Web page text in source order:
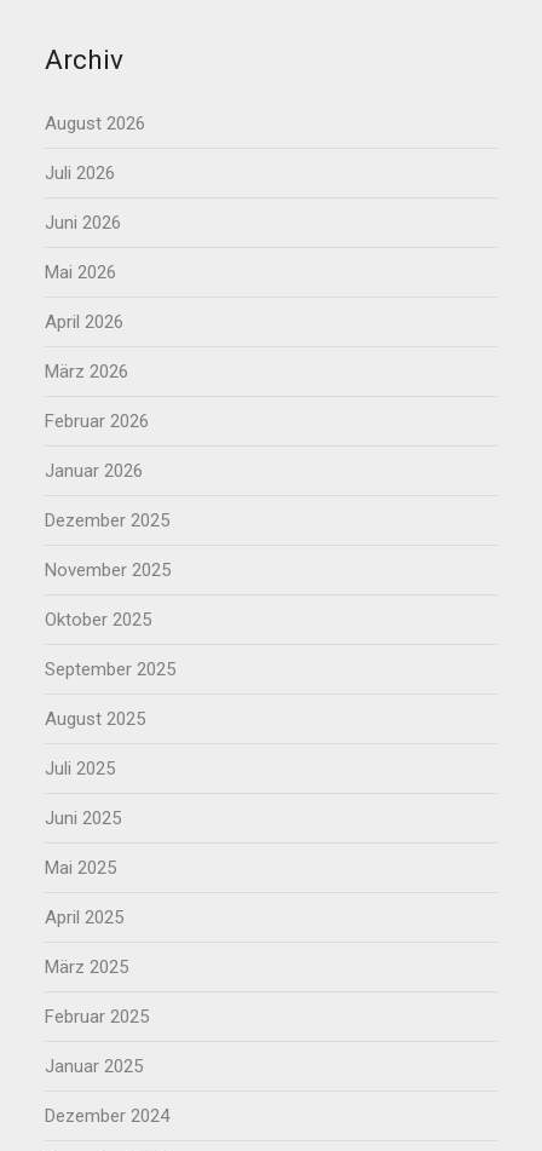
Archiv
August 2026
Juli 2026
Juni 2026
Mai 2026
April 2026
März 2026
Februar 2026
Januar 2026
Dezember 2025
November 2025
Oktober 2025
September 2025
August 2025
Juli 2025
Juni 2025
Mai 2025
April 2025
März 2025
Februar 2025
Januar 2025
Dezember 2024